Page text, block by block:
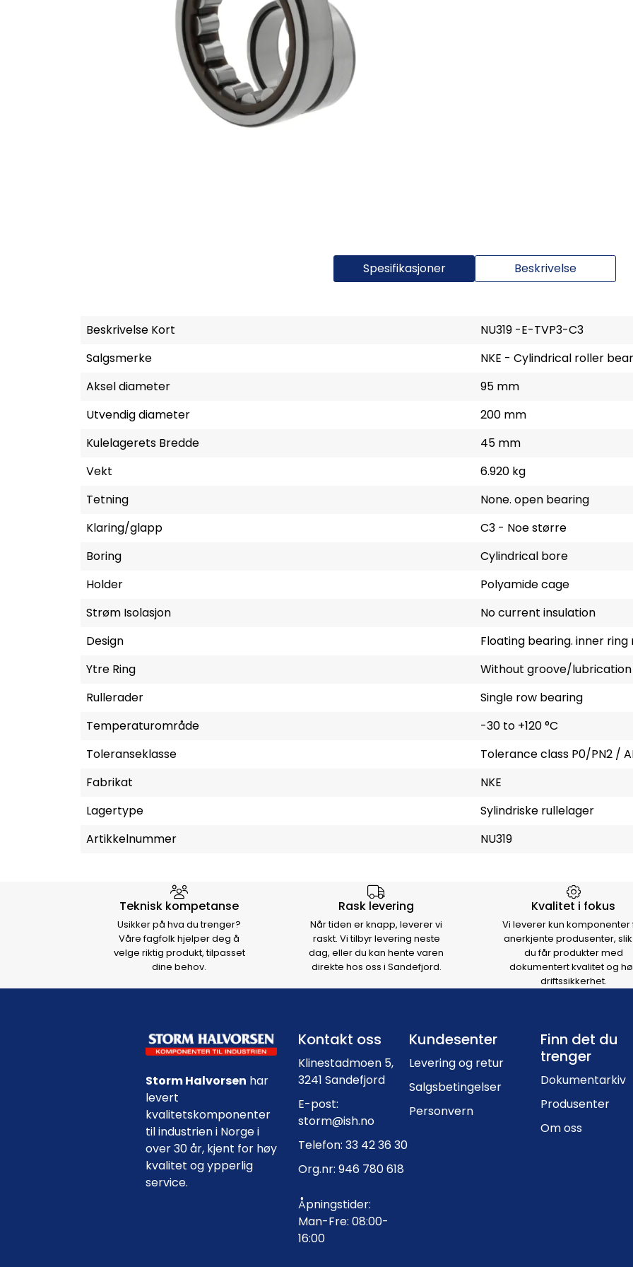
Spesifikasjoner Beskrivelse
Beskrivelse Kort
NU319 -E-TVP3-C3
Salgsmerke
NKE - Cylindrical roller
Aksel diameter
95 mm
Utvendig diameter
200 mm
Kulelagerets Bredde
45 mm
Vekt
6.920 kg
Tetning
None. open bearing
Klaring/glapp
C3 - Noe større
Boring
Cylindrical bore
Holder
Polyamide cage
Strøm Isolasjon
No current insulation
Design
Floating bearing. inner
Ytre Ring
Without groove/
Rullerader
Single row bearing
Temperaturområde
-30 to +120 °C
Toleranseklasse
Tolerance class P0/PN2 /
Fabrikat
NKE
Lagertype
Sylindriske rullelager
Artikkelnummer
NU319
Hvorfor velge Storm Halvorsen
Teknisk kompetanse
Usikker på hva du trenger?
Våre fagfolk hjelper deg å
velge riktig produkt, tilpasset
dine behov.
Rask levering
Når tiden er knapp, leverer vi
raskt. Vi tilbyr levering neste
dag, eller du kan hente varen
direkte hos oss i Sandefjord.
Kvalitet i fokus
Vi leverer kun komponenter
anerkjente produsenter,
du får produkter med
dokumentert kvalitet og
driftssikkerhet.
Footer navigation
Storm Halvorsen har
levert
kvalitetskomponenter
til industrien i Norge i
over 30 år, kjent for høy
kvalitet og ypperlig
service.
Kontakt oss
Klinestadmoen 5,
3241 Sandefjord
E-post:
storm@ish.no
Telefon: 33 42 36 30
Org.nr: 946 780 618
Åpningstider:
Man-Fre: 08:00-
16:00
Kundesenter
Levering og retur
Salgsbetingelser
Personvern
Finn det du
trenger
Dokumentarkiv
Produsenter
Om oss